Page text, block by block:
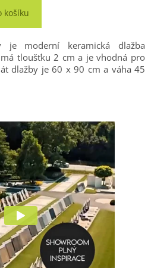
košíku
je moderní keramická dlažba
tloušťku 2 cm a je vhodná pro
dlažby je 60 x 90 cm a váha 45